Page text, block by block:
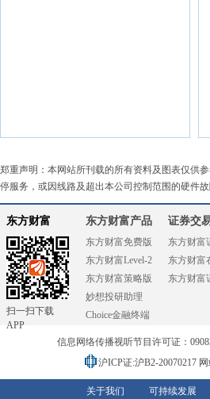
郑重声明：本网站所刊载的所有资料及图表仅供
停服务，或因线路及超出本公司控制范围的硬件
东方财富
扫一扫下载
APP
东方财富产品
东方财富免费版
东方财富Level-2
东方财富策略版
妙想投研助理
Choice金融终端
证券交
东方财富
东方财富
东方财富
信息网络传播视听节目许可证：
沪ICP证:沪B2-20070217
关于我们 可持续发展